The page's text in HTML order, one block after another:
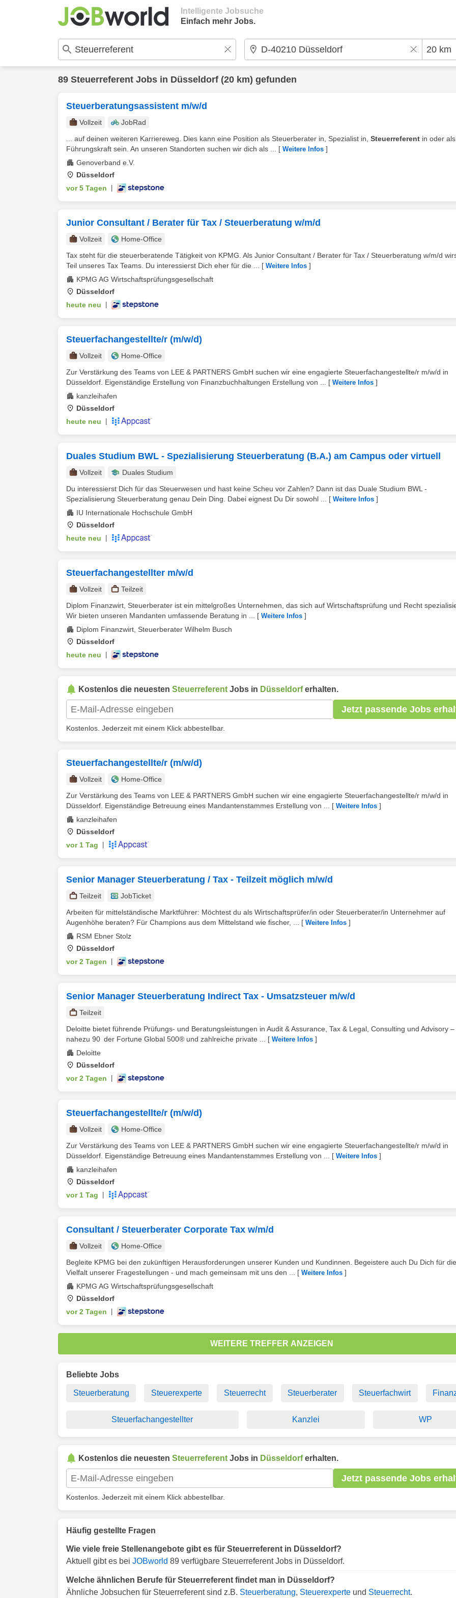
Intelligente Jobsuche
Einfach mehr Jobs.
89 Steuerreferent Jobs in Düsseldorf (20 km) gefunden
Steuerberatungsassistent m/w/d
Vollzeit
JobRad
... auf deinen weiteren Karriereweg. Dies kann eine Position als Steuerberater in, Spezialist in, Steuerreferent in oder als
Führungskraft sein. An unseren Standorten suchen wir dich als ...
[ Weitere Infos ]
Genoverband e.V.
Düsseldorf
vor 5 Tagen
Junior Consultant / Berater für Tax / Steuerberatung w/m/d
Vollzeit
Home-Office
Tax steht für die steuerberatende Tätigkeit von KPMG. Als Junior Consultant / Berater für Tax / Steuerberatung w/m/d
Teil unseres Tax Teams. Du interessierst Dich eher für die ...
[ Weitere Infos ]
KPMG AG Wirtschaftsprüfungsgesellschaft
Düsseldorf
heute neu
Steuerfachangestellte/r (m/w/d)
Vollzeit
Home-Office
Zur Verstärkung des Teams von LEE & PARTNERS GmbH suchen wir eine engagierte Steuerfachangestellte/r m/w/d in
Düsseldorf. Eigenständige Erstellung von Finanzbuchhaltungen Erstellung von ...
[ Weitere Infos ]
kanzleihafen
Düsseldorf
heute neu
Duales Studium BWL - Spezialisierung Steuerberatung (B.A.) am Campus oder virtuell
Vollzeit
Duales Studium
Du interessierst Dich für das Steuerwesen und hast keine Scheu vor Zahlen? Dann ist das Duale Studium BWL -
Spezialisierung Steuerberatung genau Dein Ding. Dabei eignest Du Dir sowohl ...
[ Weitere Infos ]
IU Internationale Hochschule GmbH
Düsseldorf
heute neu
Steuerfachangestellter m/w/d
Vollzeit
Teilzeit
Diplom Finanzwirt, Steuerberater ist ein mittelgroßes Unternehmen, das sich auf Wirtschaftsprüfung und Recht
Wir bieten unseren Mandanten umfassende Beratung in ...
[ Weitere Infos ]
Diplom Finanzwirt, Steuerberater Wilhelm Busch
Düsseldorf
heute neu
Kostenlos die neuesten Steuerreferent Jobs in Düsseldorferhalten.
Jetzt passende Jobs
Kostenlos. Jederzeit mit einem Klick abbestellbar.
Steuerfachangestellte/r (m/w/d)
Vollzeit
Home-Office
Zur Verstärkung des Teams von LEE & PARTNERS GmbH suchen wir eine engagierte Steuerfachangestellte/r m/w/d in
Düsseldorf. Eigenständige Betreuung eines Mandantenstammes Erstellung von ...
[ Weitere Infos ]
kanzleihafen
Düsseldorf
vor 1 Tag
Senior Manager Steuerberatung / Tax - Teilzeit möglich m/w/d
Teilzeit
JobTicket
Arbeiten für mittelständische Marktführer: Möchtest du als Wirtschaftsprüfer/in oder Steuerberater/in Unternehmer auf
Augenhöhe beraten? Für Champions aus dem Mittelstand wie fischer, ...
[ Weitere Infos ]
RSM Ebner Stolz
Düsseldorf
vor 2 Tagen
Senior Manager Steuerberatung Indirect Tax - Umsatzsteuer m/w/d
Teilzeit
Deloitte bietet führende Prüfungs- und Beratungsleistungen in Audit & Assurance, Tax & Legal, Consulting und Advisory
nahezu 90 der Fortune Global 500® und zahlreiche private ...
[ Weitere Infos ]
Deloitte
Düsseldorf
vor 2 Tagen
Steuerfachangestellte/r (m/w/d)
Vollzeit
Home-Office
Zur Verstärkung des Teams von LEE & PARTNERS GmbH suchen wir eine engagierte Steuerfachangestellte/r m/w/d in
Düsseldorf. Eigenständige Betreuung eines Mandantenstammes Erstellung von ...
[ Weitere Infos ]
kanzleihafen
Düsseldorf
vor 1 Tag
Consultant / Steuerberater Corporate Tax w/m/d
Vollzeit
Home-Office
Begleite KPMG bei den zukünftigen Herausforderungen unserer Kunden und Kundinnen. Begeistere auch Du Dich für die
Vielfalt unserer Fragestellungen - und mach gemeinsam mit uns den ...
[ Weitere Infos ]
KPMG AG Wirtschaftsprüfungsgesellschaft
Düsseldorf
vor 2 Tagen
WEITERE TREFFER ANZEIGEN
Beliebte Jobs
Steuerberatung Steuerexperte Steuerrecht Steuerberater Steuerfachwirt
Steuerfachangestellter Kanzlei WP
Kostenlos die neuesten Steuerreferent Jobs in Düsseldorferhalten.
Jetzt passende Jobs
Kostenlos. Jederzeit mit einem Klick abbestellbar.
Häufig gestellte Fragen
Wie viele freie Stellenangebote gibt es für Steuerreferent in Düsseldorf?
Aktuell gibt es bei JOBworld 89 verfügbare Steuerreferent Jobs in Düsseldorf.
Welche ähnlichen Berufe für Steuerreferent findet man in Düsseldorf?
Ähnliche Jobsuchen für Steuerreferent sind z.B. Steuerberatung, Steuerexperte und Steuerrecht.